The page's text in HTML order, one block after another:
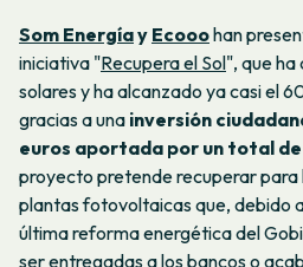
Som Energíay Ecooohan
iniciativa "Recupera el Sol", que
solares y ha alcanzado ya casi el
gracias a una inversión
euros aportada por un total
proyecto pretende recuperar para
plantas fotovoltaicas que, debido
última reforma energética del
ser entregadas a los bancos o